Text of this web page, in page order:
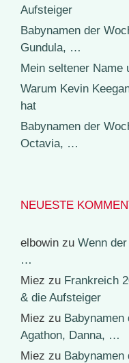
Aufsteiger
Babynamen der
Gundula, …
Mein seltener Name
Warum Kevin
hat
Babynamen der
Octavia, …
NEUESTE
elbowin zu Wenn
…
Miez zu Frankreich
& die Aufsteiger
Miez zu Babynamen
Agathon, Danna, …
Miez zu Babynamen